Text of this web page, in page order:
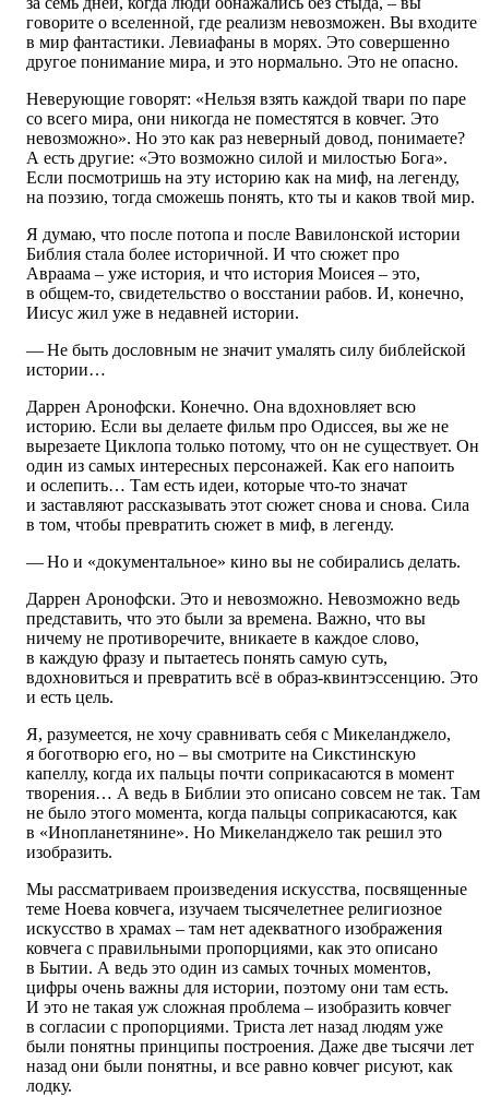
говорите о вселенной, где реализм невозможен. Вы входите
в мир фантастики. Левиафаны в морях. Это совершенно
другое понимание мира, и это нормально. Это не опасно.
Неверующие говорят: «Нельзя взять каждой твари по паре
со всего мира, они никогда не поместятся в ковчег. Это
невозможно». Но это как раз неверный довод, понимаете?
А есть другие: «Это возможно силой и милостью Бога».
Если посмотришь на эту историю как на миф, на легенду,
на поэзию, тогда сможешь понять, кто ты и каков твой мир.
Я думаю, что после потопа и после Вавилонской истории
Библия стала более историчной. И что сюжет про
Авраама – уже история, и что история Моисея – это,
в общем-то, свидетельство о восстании рабов. И, конечно,
Иисус жил уже в недавней истории.
— Не быть дословным не значит умалять силу библейской
истории…
Даррен Аронофски. Конечно. Она вдохновляет всю
историю. Если вы делаете фильм про Одиссея, вы же не
вырезаете Циклопа только потому, что он не существует. Он
один из самых интересных персонажей. Как его напоить
и ослепить… Там есть идеи, которые что-то значат
и заставляют рассказывать этот сюжет снова и снова. Сила
в том, чтобы превратить сюжет в миф, в легенду.
— Но и «документальное» кино вы не собирались делать.
Даррен Аронофски. Это и невозможно. Невозможно ведь
представить, что это были за времена. Важно, что вы
ничему не противоречите, вникаете в каждое слово,
в каждую фразу и пытаетесь понять самую суть,
вдохновиться и превратить всё в образ-квинтэссенцию. Это
и есть цель.
Я, разумеется, не хочу сравнивать себя с Микеланджело,
я боготворю его, но – вы смотрите на Сикстинскую
капеллу, когда их пальцы почти соприкасаются в момент
творения… А ведь в Библии это описано совсем не так. Там
не было этого момента, когда пальцы соприкасаются, как
в «Инопланетянине». Но Микеланджело так решил это
изобразить.
Мы рассматриваем произведения искусства, посвященные
теме Ноева ковчега, изучаем тысячелетнее религиозное
искусство в храмах – там нет адекватного изображения
ковчега с правильными пропорциями, как это описано
в Бытии. А ведь это один из самых точных моментов,
цифры очень важны для истории, поэтому они там есть.
И это не такая уж сложная проблема – изобразить ковчег
в согласии с пропорциями. Триста лет назад людям уже
были понятны принципы построения. Даже две тысячи лет
назад они были понятны, и все равно ковчег рисуют, как
лодку.